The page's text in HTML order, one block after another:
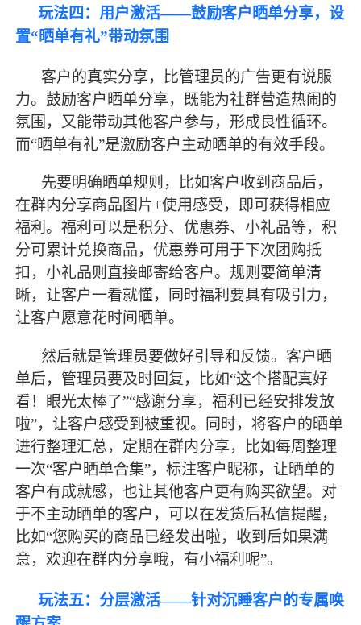
玩法四：用户激活——鼓励客户晒单分享，设
置“晒单有礼”带动氛围
客户的真实分享，比管理员的广告更有说服
力。鼓励客户晒单分享，既能为社群营造热闹的
氛围，又能带动其他客户参与，形成良性循环。
而“晒单有礼”是激励客户主动晒单的有效手段。
先要明确晒单规则，比如客户收到商品后，
在群内分享商品图片+使用感受，即可获得相应
福利。福利可以是积分、优惠券、小礼品等，积
分可累计兑换商品，优惠券可用于下次团购抵
扣，小礼品则直接邮寄给客户。规则要简单清
晰，让客户一看就懂，同时福利要具有吸引力，
让客户愿意花时间晒单。
然后就是管理员要做好引导和反馈。客户晒
单后，管理员要及时回复，比如“这个搭配真好
看！眼光太棒了”“感谢分享，福利已经安排发放
啦”，让客户感受到被重视。同时，将客户的晒单
进行整理汇总，定期在群内分享，比如每周整理
一次“客户晒单合集”，标注客户昵称，让晒单的
客户有成就感，也让其他客户更有购买欲望。对
于不主动晒单的客户，可以在发货后私信提醒，
比如“您购买的商品已经发出啦，收到后如果满
意，欢迎在群内分享哦，有小福利呢”。
玩法五：分层激活——针对沉睡客户的专属唤